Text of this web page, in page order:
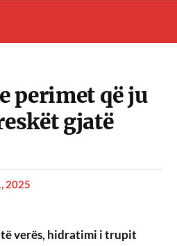
perimet që ju
gjatë
2025
verës, hidratimi i trupit